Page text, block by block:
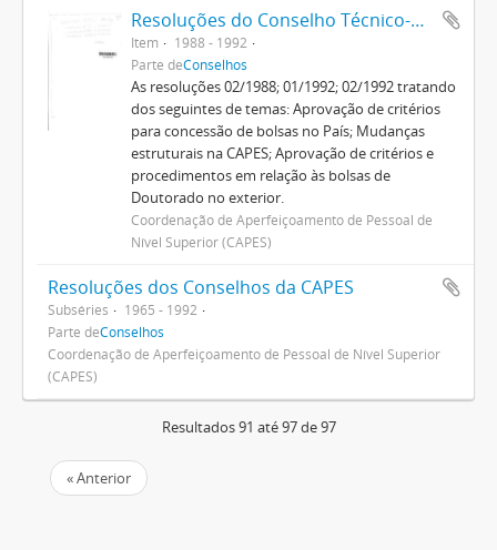
Resoluções do Conselho Técnico-Científico (1986-1992)
Item
1988 - 1992
Parte deConselhos
As resoluções 02/1988; 01/1992; 02/1992 tratando
dos seguintes de temas: Aprovação de critérios
para concessão de bolsas no País; Mudanças
estruturais na CAPES; Aprovação de critérios e
procedimentos em relação às bolsas de
Doutorado no exterior.
Coordenação de Aperfeiçoamento de Pessoal de
Nível Superior (CAPES)
Resoluções dos Conselhos da CAPES
Subséries
1965 - 1992
Parte deConselhos
Coordenação de Aperfeiçoamento de Pessoal de Nível Superior
(CAPES)
Resultados 91 até 97 de 97
« Anterior